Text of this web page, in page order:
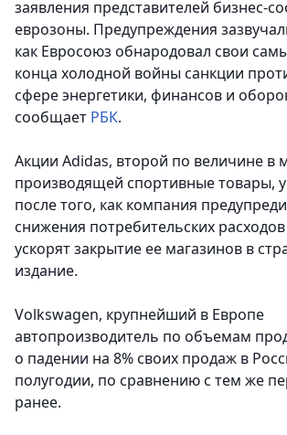
заявления представителей бизнес-
еврозоны. Предупреждения
как Евросоюз обнародовал свои
конца холодной войны санкции
сфере энергетики, финансов и
сообщает РБК.
Акции Adidas, второй по величине в
производящей спортивные товары,
после того, как компания
снижения потребительских
ускорят закрытие ее магазинов в
издание.
Volkswagen, крупнейший в Европе
автопроизводитель по объемам
о падении на 8% своих продаж в
полугодии, по сравнению с тем же
ранее.